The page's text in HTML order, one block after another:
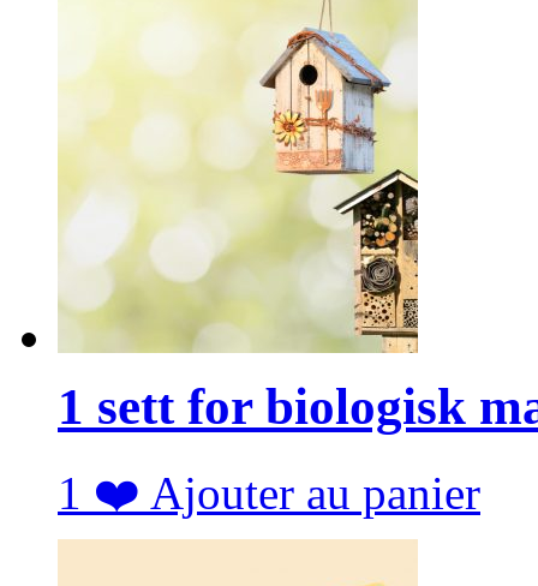
1 sett for biologisk
1 ❤️ Ajouter au panier